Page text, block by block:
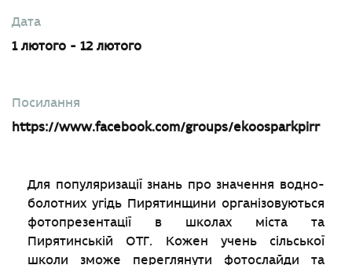
Дата
1 лютого - 12 лютого
Посилання
https://www.facebook.com/groups/ekoosparkpirr
Для популяризації знань про значення водно-
болотних угідь Пирятинщини організовуються
фотопрезентації в школах міста та
Пирятинській ОТГ. Кожен учень сільської
школи зможе переглянути фотослайди та